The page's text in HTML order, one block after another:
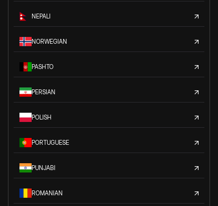
NEPALI
NORWEGIAN
PASHTO
PERSIAN
POLISH
PORTUGUESE
PUNJABI
ROMANIAN